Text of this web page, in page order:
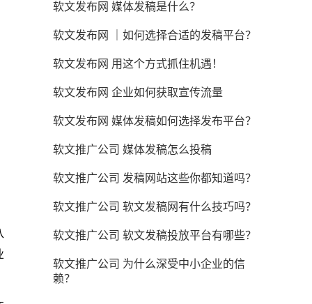
软文发布网 媒体发稿是什么？
软文发布网 ｜如何选择合适的发稿平台？
软文发布网 用这个方式抓住机遇！
软文发布网 企业如何获取宣传流量
软文发布网 媒体发稿如何选择发布平台？
软文推广公司 媒体发稿怎么投稿
软文推广公司 发稿网站这些你都知道吗？
软文推广公司 软文发稿网有什么技巧吗？
软文推广公司 软文发稿投放平台有哪些？
软文推广公司 为什么深受中小企业的信
赖？